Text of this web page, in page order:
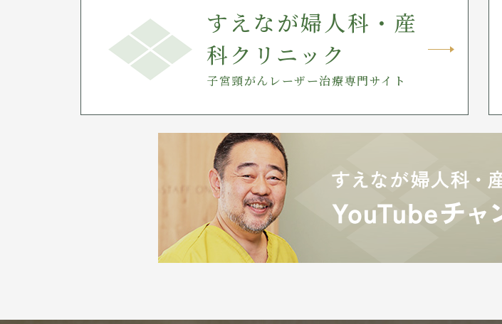
すえなが婦人科・産
科クリニック
子宮頸がんレーザー治療専門サイト